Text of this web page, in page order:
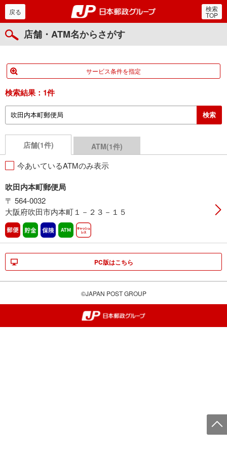
郵便局・日本郵政グルー
戻る 検索
TOP
店舗・ATM名からさがす
サービス条件を指定
検索結果： 1件
店舗(1件) ATM(1件)
今あいているATMのみ表示
吹田内本町郵便局
〒 564-0032
大阪府吹田市内本町１－２３－１５
郵便 貯金 保険 ATM営業中
PC版はこちら
©JAPAN POST GROUP